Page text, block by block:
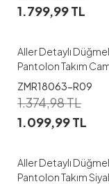
1.799,99TL
1 2
Aller Detaylı
Pantolon Takım
ZMR18063-R09
1.374,98TL
1.099,99TL
1 2
Aller Detaylı
Pantolon Takım